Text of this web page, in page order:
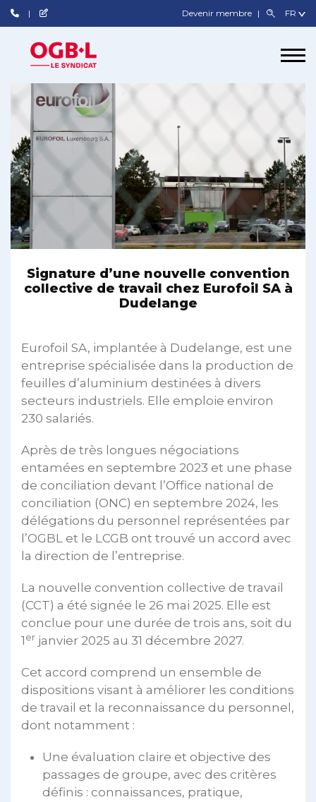
Devenir membre
Signature d’une nouvelle convention
collective de travail chez Eurofoil SA à
Dudelange
Eurofoil SA, implantée à Dudelange, est une
entreprise spécialisée dans la production de
feuilles d’aluminium destinées à divers
secteurs industriels. Elle emploie environ
230 salariés.
Après de très longues négociations
entamées en septembre 2023 et une phase
de conciliation devant l’Office national de
conciliation (ONC) en septembre 2024, les
délégations du personnel représentées par
l’OGBL et le LCGB ont trouvé un accord avec
la direction de l’entreprise.
La nouvelle convention collective de travail
(CCT) a été signée le 26 mai 2025. Elle est
conclue pour une durée de trois ans, soit du
1 er janvier 2025 au 31 décembre 2027.
Cet accord comprend un ensemble de
dispositions visant à améliorer les conditions
de travail et la reconnaissance du personnel,
dont notamment :
Une évaluation claire et objective des
passages de groupe, avec des critères
définis : connaissances, pratique,